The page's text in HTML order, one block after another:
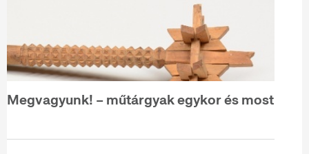
Megvagyunk! – műtárgyak egykor és most